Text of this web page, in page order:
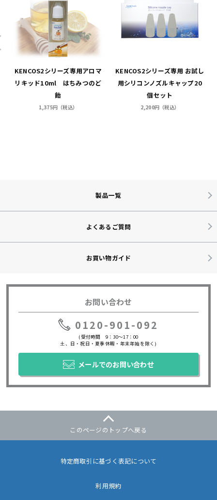
KENCOS2シリーズ専用アロマ
リキッド10ml はちみつのど
飴
1,375円（税込）
KENCOS2シリーズ専用 お試し
用シリコンノズルキャップ20
個セット
2,200円（税込）
よくあるご質問
お買い物ガイド
製品一覧
お問い合わせ
0120-901-092
(受付時間 9：30～17：00
土、日・祝日・夏季休暇・年末年始を除く)
メールでのお問い合わせ
このページのトップへ戻る
特定商取引に基づく表記について
利用規約